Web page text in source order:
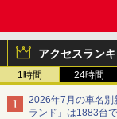
アクセスラン
1時間 24時間
2026年7月の車名別
ランド」は1883台